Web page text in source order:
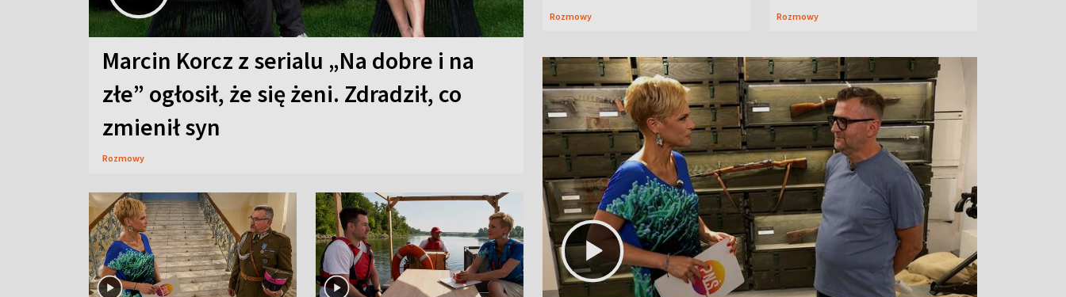
Marcin Korcz z serialu „Na dobre i na
złe” ogłosił, że się żeni. Zdradził, co
zmienił syn
Rozmowy
Rozmowy Rozmowy